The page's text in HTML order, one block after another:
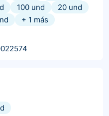
100 und
20 und
+ 1 más